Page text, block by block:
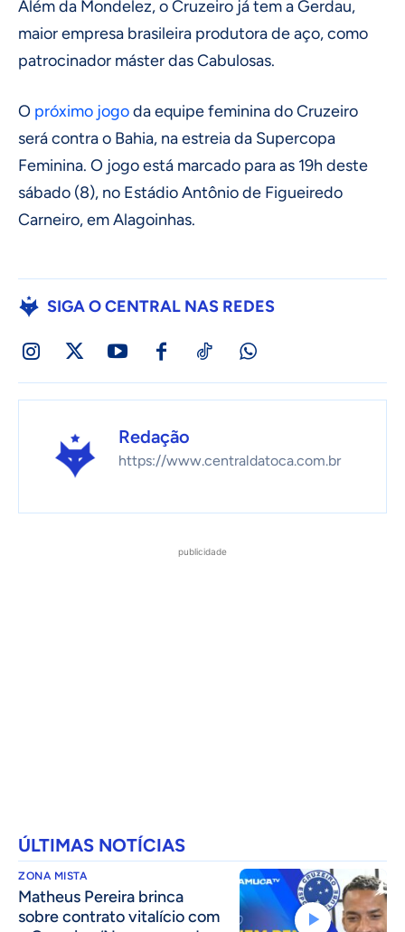
Além da Mondelez, o Cruzeiro já tem a Gerdau,
maior empresa brasileira produtora de aço, como
patrocinador máster das Cabulosas.
O próximo jogoda equipe feminina do Cruzeiro
será contra o Bahia, na estreia da Supercopa
Feminina. O jogo está marcado para as 19h deste
sábado (8), no Estádio Antônio de Figueiredo
Carneiro, em Alagoinhas.
SIGA O CENTRAL NAS REDES
Redação
https://www.centraldatoca.com.br
publicidade
ÚLTIMAS NOTÍCIAS
ZONA MISTA
Matheus Pereira brinca
sobre contrato vitalício com